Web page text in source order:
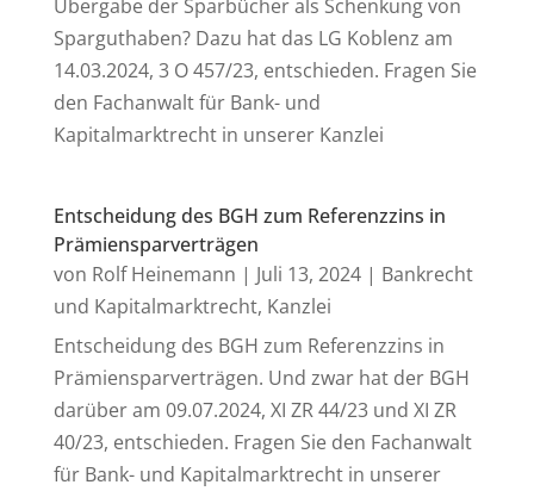
Übergabe der Sparbücher als Schenkung von
Sparguthaben? Dazu hat das LG Koblenz am
14.03.2024, 3 O 457/23, entschieden. Fragen Sie
den Fachanwalt für Bank- und
Kapitalmarktrecht in unserer Kanzlei
Entscheidung des BGH zum Referenzzins in
Prämiensparverträgen
von Rolf Heinemann | Juli 13, 2024| Bankrecht
und Kapitalmarktrecht, Kanzlei
Entscheidung des BGH zum Referenzzins in
Prämiensparverträgen. Und zwar hat der BGH
darüber am 09.07.2024, XI ZR 44/23 und XI ZR
40/23, entschieden. Fragen Sie den Fachanwalt
für Bank- und Kapitalmarktrecht in unserer